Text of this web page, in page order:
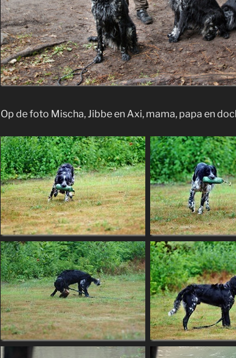
Op de foto Mischa, Jibbe en Axi, mama, papa en